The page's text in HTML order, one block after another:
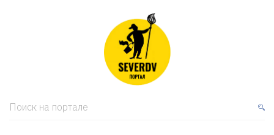
Поиск на портале